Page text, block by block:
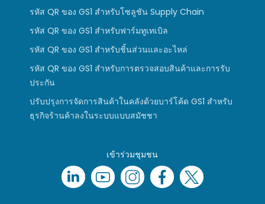
รหัส QR ของ GS1 สำหรับโซลูชัน Supply Chain
รหัส QR ของ GS1 สำหรับฟาร์มทูเทเบิล
รหัส QR ของ GS1 สำหรับชิ้นส่วนและอะไหล่
รหัส QR ของ GS1 สำหรับการตรวจสอบสินค้าและการรับ
ประกัน
ปรับปรุงการจัดการสินค้าในคลังด้วยบาร์โค้ด GS1 สำหรับ
ธุรกิจร้านค้าลงในระบบแบบสมัชชา
เข้าร่วมชุมชน